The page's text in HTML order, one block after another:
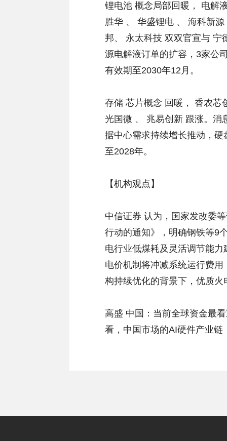
锂电池 概念局部回暖， 电解
胜华 、 华盛锂电 、 海科新
邦、 永太科技 双双官宣与 宁
源电解液订单的扩容，3家公
有效期至2030年12月。
存储 芯片概念 回暖， 香农芯
光国微 、 兆易创新 跟涨。消
据中心需求持续增长推动，
至2028年。
【机构观点】
中信证券 认为，国家发改委
行动的通知》，明确钢铁等9
电行业低煤耗及灵活调节能
电价机制将冲减系统运行费
构持续优化的背景下，优质
高盛 中国：当前全球资金最
看，中国市场的AI硬件产业